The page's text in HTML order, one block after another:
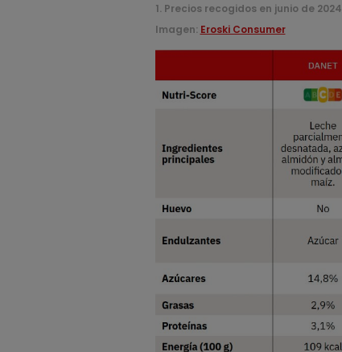
1. Precios recogidos en junio de 2024
Imagen: Eroski Consumer